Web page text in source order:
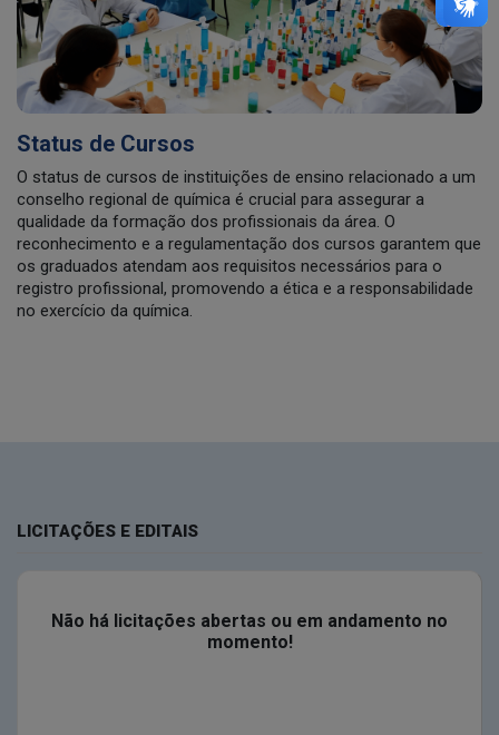
Status de Cursos
O status de cursos de instituições de ensino relacionado a um
conselho regional de química é crucial para assegurar a
qualidade da formação dos profissionais da área. O
reconhecimento e a regulamentação dos cursos garantem que
os graduados atendam aos requisitos necessários para o
registro profissional, promovendo a ética e a responsabilidade
no exercício da química.
LICITAÇÕES E EDITAIS
Não há licitações abertas ou em andamento no
momento!